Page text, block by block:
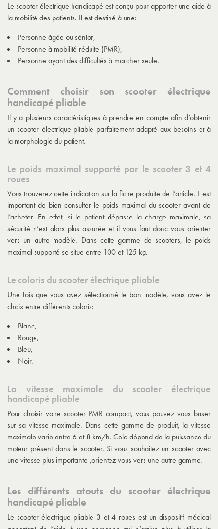
Le scooter électrique handicapé est conçu pour apporter une aide à
la mobilité des patients. Il est destiné à une:
Personne âgée ou sénior,
Personne à mobilité réduite (PMR),
Personne ayant des difficultés à marcher seule.
Comment choisir son scooter électrique
handicapé pliable
Il y a plusieurs caractéristiques à prendre en compte afin d’obtenir
un scooter électrique pliable parfaitement adapté aux besoins et à
la morphologie du patient.
Le poids maximal supporté par le scooter 3 et 4
roues
Vous trouverez cette indication sur la fiche produite de l’article. Il est
important de bien consulter le poids maximal du scooter avant de
l’acheter. En effet, si le patient dépasse la charge maximale, sa
sécurité n’est alors plus assurée et il vous faut donc vous orienter
vers un autre modèle. Dans cette gamme de scooters, le poids
maximal supporté se situe entre 100 et 125 kg.
Le coloris du scooter électrique pliable
Une fois que vous avez sélectionné le bon modèle, vous avez le
choix entre différents coloris:
Blanc,
Rouge,
Bleu,
Noir.
La vitesse maximale du scooter électrique
handicapé pliable
Pour choisir votre scooter PMR compact, vous pouvez vous baser
sur sa vitesse maximale. Dans cette gamme de produit, la vitesse
maximale varie entre 6 et 8 km/h. Cela dépend de la puissance du
moteur présent dans le scooter. Si vous souhaitez un scooter avec
une vitesse plus importante ,orientez vous vers une autre gamme.
Les différents atouts du scooter électrique
handicapé pliable
Le scooter électrique pliable 3 et 4 roues est un dispositif médical